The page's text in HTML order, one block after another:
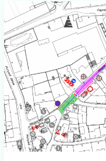
Gázelosztóvezeték-
rekonstrukciós
munkák
a
Megye
utcában